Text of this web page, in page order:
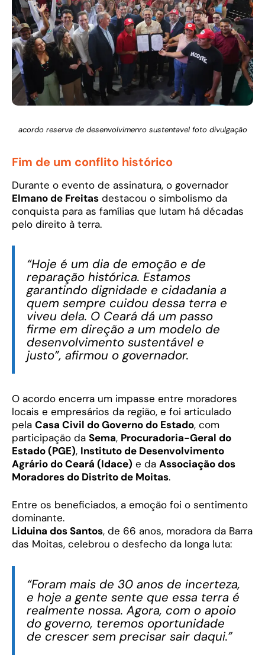
acordo reserva de desenvolvimenro sustentavel foto divulgação
Fim de um conflito histórico
Durante o evento de assinatura, o governador
Elmano de Freitas destacou o simbolismo da
conquista para as famílias que lutam há décadas
pelo direito à terra.
“Hoje é um dia de emoção e de
reparação histórica. Estamos
garantindo dignidade e cidadania a
quem sempre cuidou dessa terra e
viveu dela. O Ceará dá um passo
firme em direção a um modelo de
desenvolvimento sustentável e
justo”, afirmou o governador.
O acordo encerra um impasse entre moradores
locais e empresários da região, e foi articulado
pela Casa Civil do Governo do Estado, com
participação da Sema, Procuradoria-Geral do
Estado (PGE), Instituto de Desenvolvimento
Agrário do Ceará (Idace) e da Associação dos
Moradores do Distrito de Moitas.
Entre os beneficiados, a emoção foi o sentimento
dominante.
Liduina dos Santos, de 66 anos, moradora da Barra
das Moitas, celebrou o desfecho da longa luta:
“Foram mais de 30 anos de incerteza,
e hoje a gente sente que essa terra é
realmente nossa. Agora, com o apoio
do governo, teremos oportunidade
de crescer sem precisar sair daqui.”